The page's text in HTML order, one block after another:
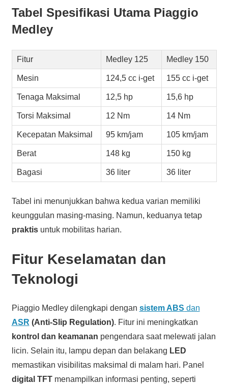
Tabel Spesifikasi Utama Piaggio
Medley
Fitur Medley 125 Medley 150
Mesin 124,5 cc i-get 155 cc i-get
Tenaga Maksimal 12,5 hp 15,6 hp
Torsi Maksimal 12 Nm 14 Nm
Kecepatan Maksimal 95 km/jam 105 km/jam
Berat 148 kg 150 kg
Bagasi 36 liter 36 liter
Tabel ini menunjukkan bahwa kedua varian memiliki
keunggulan masing-masing. Namun, keduanya tetap
praktisuntuk mobilitas harian.
Fitur Keselamatan dan
Teknologi
Piaggio Medley dilengkapi dengan sistem ABS dan
ASR (Anti-Slip Regulation). Fitur ini meningkatkan
kontrol dan keamanan pengendara saat melewati jalan
licin. Selain itu, lampu depan dan belakang LED
memastikan visibilitas maksimal di malam hari. Panel
digital TFTmenampilkan informasi penting, seperti